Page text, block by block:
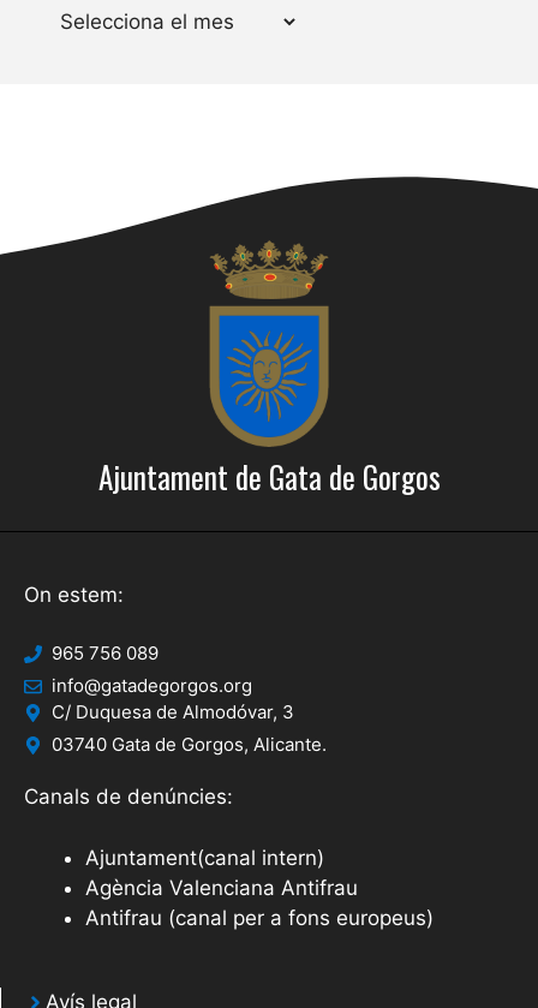
Arxius
Ajuntament de Gata de Gorgos
On estem:
965 756 089
info@gatadegorgos.org
C/ Duquesa de Almodóvar, 3
03740 Gata de Gorgos, Alicante.
Canals de denúncies:
Ajuntament(canal intern)
Agència Valenciana Antifrau
Antifrau (canal per a fons europeus)
Avís legal